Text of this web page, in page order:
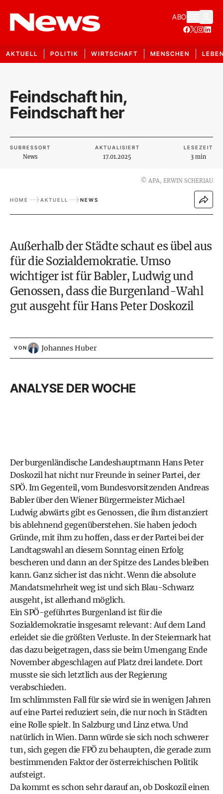
ABO
AKTUELL POLITIK WIRTSCHAFT MENSCHEN
Feindschaft hin,
Feindschaft her
SUBRESSORT
News
AKTUALISIERT
17.01.2025
LESEZEIT
3 min
© APA, ERWIN SCHERIAU
HOME AKTUELL NEWS
Außerhalb der Städte schaut es übel aus
für die Sozialdemokratie. Umso
wichtiger ist für Babler, Ludwig und
Genossen, dass die Burgenland-Wahl
gut ausgeht für Hans Peter Doskozil
VON Johannes Huber
ANALYSE DER WOCHE
Der burgenländische Landeshauptmann Hans Peter
Doskozil hat nicht nur Freunde in seiner Partei, der
SPÖ. Im Gegenteil, vom Bundesvorsitzenden Andreas
Babler über den Wiener Bürgermeister Michael
Ludwig abwärts gibt es Genossen, die ihm distanziert
bis ablehnend gegenüberstehen. Sie haben jedoch
Gründe, mit ihm zu hoffen, dass er der Partei bei der
Landtagswahl an diesem Sonntag einen Erfolg
bescheren und dann an der Spitze des Landes bleiben
kann. Ganz sicher ist das nicht. Wenn die absolute
Mandatsmehrheit weg ist und sich Blau-Schwarz
ausgeht, ist allerhand möglich.
Ein SPÖ-geführtes Burgenland ist für die
Sozialdemokratie insgesamt relevant: Auf dem Land
erleidet sie die größten Verluste. In der Steiermark hat
das dazu beigetragen, dass sie beim Urnengang Ende
November abgeschlagen auf Platz drei landete. Dort
musste sie sich letztlich aus der Regierung
verabschieden.
Im schlimmsten Fall für sie wird sie in wenigen Jahren
auf eine Partei reduziert sein, die nur noch in Städten
eine Rolle spielt. In Salzburg und Linz etwa. Und
natürlich in Wien. Dann würde sie sich noch schwerer
tun, sich gegen die FPÖ zu behaupten, die gerade zum
bestimmenden Faktor der österreichischen Politik
aufsteigt.
Da kommt es schon sehr darauf an, ob Doskozil einen